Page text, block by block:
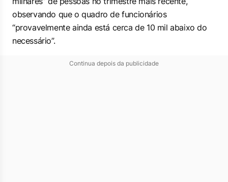
observando que o quadro de funcionários
“provavelmente ainda está cerca de 10 mil abaixo do
necessário”.
Continua depois da publicidade